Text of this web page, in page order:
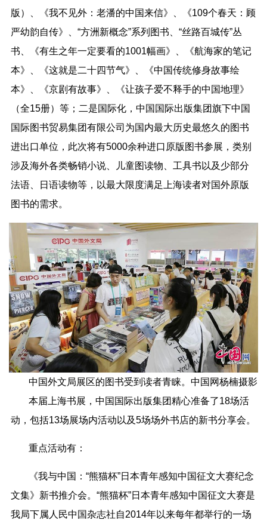
版）、《我不见外：老潘的中国来信》、《109个春天：顾
严幼韵自传》、“方洲新概念”系列图书、“丝路百城传”丛
书、《有生之年一定要看的1001幅画》、《航海家的笔记
本》、《这就是二十四节气》、《中国传统修身故事绘
本》、《京剧有故事》、《让孩子爱不释手的中国地理》
（全15册）等；二是国际化，中国国际出版集团旗下中国
国际图书贸易集团有限公司为国内最大历史最悠久的图书
进出口单位，此次将有5000余种进口原版图书参展，类别
涉及海外各类畅销小说、儿童图读物、工具书以及少部分
法语、日语读物等，以最大限度满足上海读者对国外原版
图书的需求。
中国外文局展区的图书受到读者青睐。中国网杨楠摄影
本届上海书展，中国国际出版集团精心准备了18场活
动，包括13场展场内活动以及5场场外书店的新书分享会。
重点活动有：
《我与中国：“熊猫杯”日本青年感知中国征文大赛纪念
文集》新书推介会。“熊猫杯”日本青年感知中国征文大赛是
我局下属人民中国杂志社自2014年以来每年都举行的一场